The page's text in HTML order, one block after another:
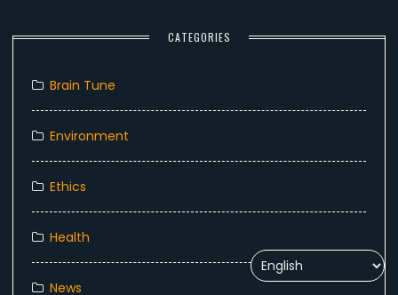
CATEGORIES
Brain Tune
Environment
Ethics
Health
News